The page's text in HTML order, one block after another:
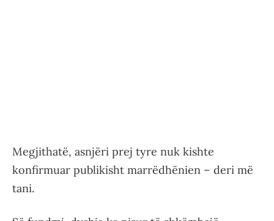
Megjithatë, asnjëri prej tyre nuk kishte
konfirmuar publikisht marrëdhënien – deri më
tani.